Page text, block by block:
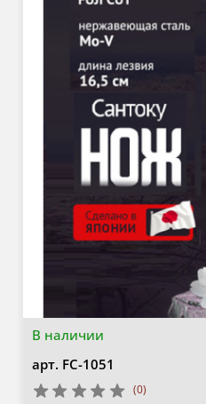
В наличии
арт. FC-1051
(0)